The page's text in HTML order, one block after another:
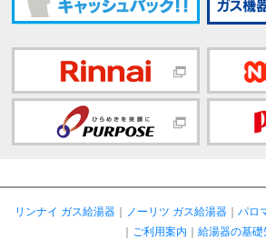
リンナイ ガス給湯器｜ ノーリツ ガス給湯器｜ パロ
｜ ご利用案内 ｜ 給湯器の基礎